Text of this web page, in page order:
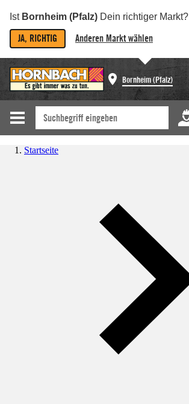
Ist Bornheim (Pfalz) Dein richtiger Markt?
JA, RICHTIG Anderen Markt wählen
Bornheim (Pfalz)
Startseite